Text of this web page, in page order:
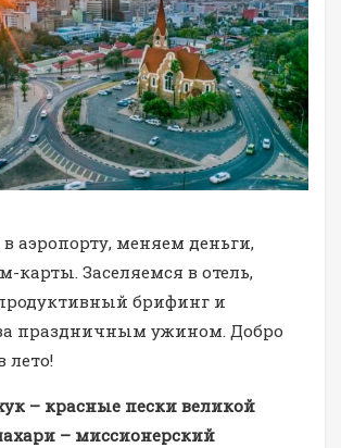
аэропорту, меняем деньги,
карты. Заселяемся в отель,
брифинг и
праздничным ужином. Добро
лето!
– красные пески великой
– миссионерский